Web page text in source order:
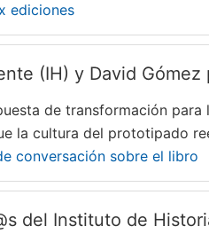
ediciones
(IH) y David
de transformación
la cultura del prototipado
conversación sobre el libro
del Instituto de